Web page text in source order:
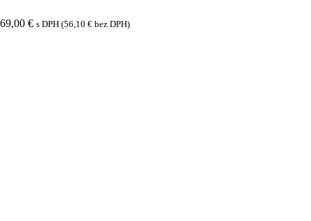
69,00 € s DPH (56,10 € bez DPH)